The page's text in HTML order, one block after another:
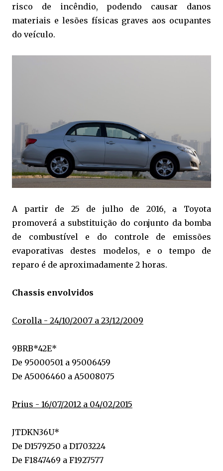
risco de incêndio, podendo causar danos
materiais e lesões físicas graves aos ocupantes
do veículo.
A partir de 25 de julho de 2016, a Toyota
promoverá a substituição do conjunto da bomba
de combustível e do controle de emissões
evaporativas destes modelos, e o tempo de
reparo é de aproximadamente 2 horas.
Chassis envolvidos
Corolla - 24/10/2007 a 23/12/2009
9BRB*42E*
De 95000501 a 95006459
De A5006460 a A5008075
Prius - 16/07/2012 a 04/02/2015
JTDKN36U*
De D1579250 a D1703224
De F1847469 a F1927577